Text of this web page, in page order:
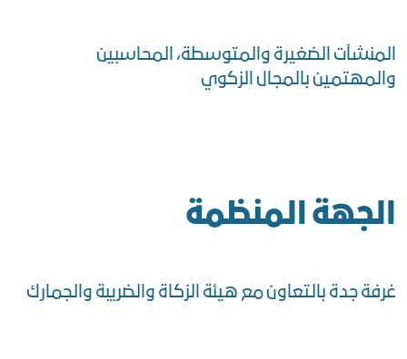
المنشآت الضغيرة والمتوسطة، المحاسبين
والمهتمين بالمجال الزكوي
الجهة المنظمة
غرفة جدة بالتعاون مع هيئة الزكاة والضريبة والجمارك